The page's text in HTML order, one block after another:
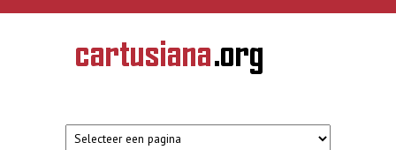
Overslaan en naar de inhoud gaan
CARTUSIANA
Geschiedenis
van de